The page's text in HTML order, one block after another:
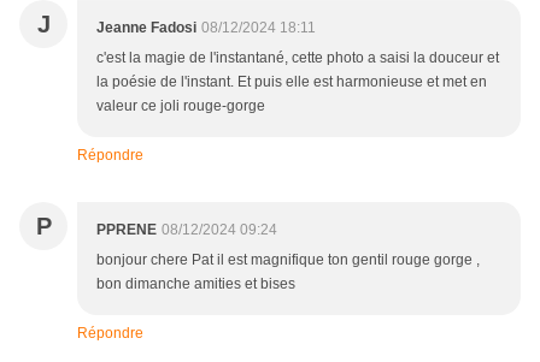
J Jeanne Fadosi 08/12/2024 18:11
c'est la magie de l'instantané, cette photo a saisi la douceur et
la poésie de l'instant. Et puis elle est harmonieuse et met en
valeur ce joli rouge-gorge
Répondre
P PPRENE 08/12/2024 09:24
bonjour chere Pat il est magnifique ton gentil rouge gorge ,
bon dimanche amities et bises
Répondre